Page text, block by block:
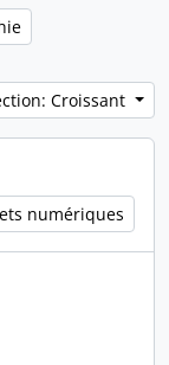
Croissant
numériques